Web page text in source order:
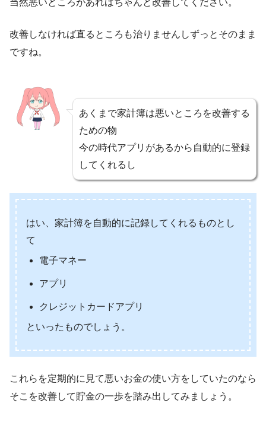
当然悪いところがあればちゃんと改善してください。
改善しなければ直るところも治りませんしずっとそのまま
ですね。
あくまで家計簿は悪いところを改善する
ための物
今の時代アプリがあるから自動的に登録
してくれるし
はい、家計簿を自動的に記録してくれるものとし
て
電子マネー
アプリ
クレジットカードアプリ
といったものでしょう。
これらを定期的に見て悪いお金の使い方をしていたのなら
そこを改善して貯金の一歩を踏み出してみましょう。